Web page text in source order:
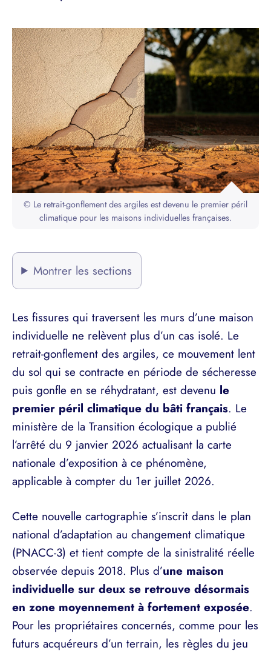
© Le retrait-gonflement des argiles est devenu le premier péril
climatique pour les maisons individuelles françaises.
Montrer les sections
Les fissures qui traversent les murs d’une maison
individuelle ne relèvent plus d’un cas isolé. Le
retrait-gonflement des argiles, ce mouvement lent
du sol qui se contracte en période de sécheresse
puis gonfle en se réhydratant, est devenu le
premier péril climatique du bâti français. Le
ministère de la Transition écologique a publié
l’arrêté du 9 janvier 2026 actualisant la carte
nationale d’exposition à ce phénomène,
applicable à compter du 1er juillet 2026.
Cette nouvelle cartographie s’inscrit dans le plan
national d’adaptation au changement climatique
(PNACC-3) et tient compte de la sinistralité réelle
observée depuis 2018. Plus d’une maison
individuelle sur deux se retrouve désormais
en zone moyennement à fortement exposée.
Pour les propriétaires concernés, comme pour les
futurs acquéreurs d’un terrain, les règles du jeu